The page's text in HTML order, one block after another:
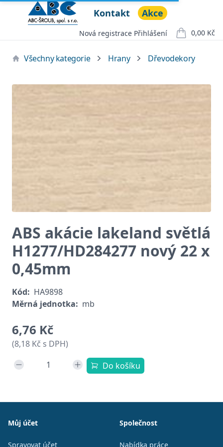
Open menu
ABC ŠROUB, spol. s r.o.Kontakt Akce
Nová registrace Přihlášení 0,00 Kč
položek v
Všechny kategorie
Hrany Dřevodekory
ABS akácie lakeland světlá
H1277/HD284277 nový 22 x
0,45mm
Kód: HA9898
Měrná jednotka: mb
6,76 Kč
(8,18 Kč s DPH)
Do košíku
Můj účet
Spravovat účet
Společnost
Nabídka práce